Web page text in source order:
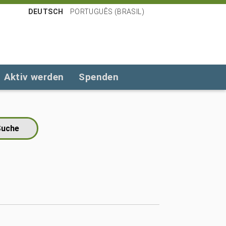
DEUTSCH PORTUGUÊS (BRASIL)
Aktiv werden Spenden